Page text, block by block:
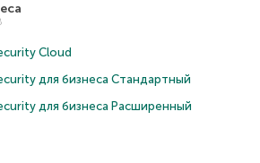
Cloud
для бизнеса Cтандартный
для бизнеса Расширенный